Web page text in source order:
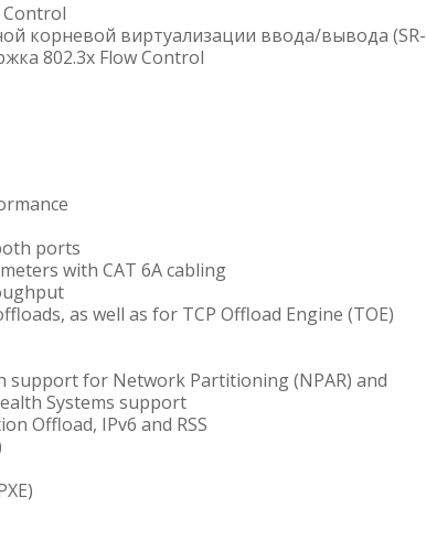
Control
корневой виртуализации ввода/вывода (SR-
802.3x Flow Control
ports
with CAT 6A cabling
as well as for TCP Offload Engine (TOE)
for Network Partitioning (NPAR) and
Systems support
Offload, IPv6 and RSS